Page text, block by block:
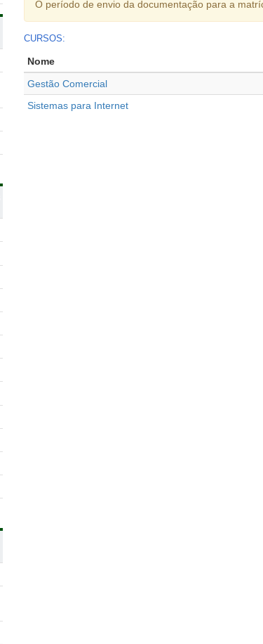
O período de envio da documentação para a
CURSOS:
Nome
Gestão Comercial
Sistemas para Internet